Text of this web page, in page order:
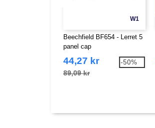
W1
Beechfield BF654 - Lerret 5
panel cap
44,27 kr
89,09 kr
-50%